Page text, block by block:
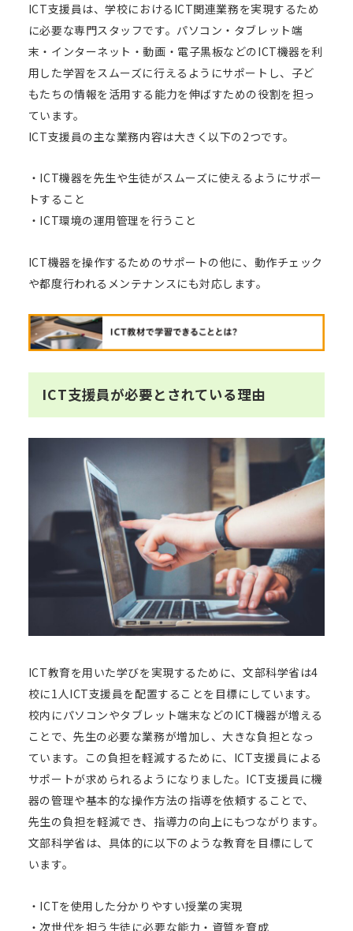
ICT支援員は、学校におけるICT関連業務を実現するため
に必要な専門スタッフです。パソコン・タブレット端
末・インターネット・動画・電子黒板などのICT機器を利
用した学習をスムーズに行えるようにサポートし、子ど
もたちの情報を活用する能力を伸ばすための役割を担っ
ています。
ICT支援員の主な業務内容は大きく以下の2つです。
・ICT機器を先生や生徒がスムーズに使えるようにサポー
トすること
・ICT環境の運用管理を行うこと
ICT機器を操作するためのサポートの他に、動作チェック
や都度行われるメンテナンスにも対応します。
ICT支援員が必要とされている理由
ICT教育を用いた学びを実現するために、文部科学省は4
校に1人ICT支援員を配置することを目標にしています。
校内にパソコンやタブレット端末などのICT機器が増える
ことで、先生の必要な業務が増加し、大きな負担となっ
ています。この負担を軽減するために、ICT支援員による
サポートが求められるようになりました。ICT支援員に機
器の管理や基本的な操作方法の指導を依頼することで、
先生の負担を軽減でき、指導力の向上にもつながります。
文部科学省は、具体的に以下のような教育を目標にして
います。
・ICTを使用した分かりやすい授業の実現
・次世代を担う生徒に必要な能力・資質を育成